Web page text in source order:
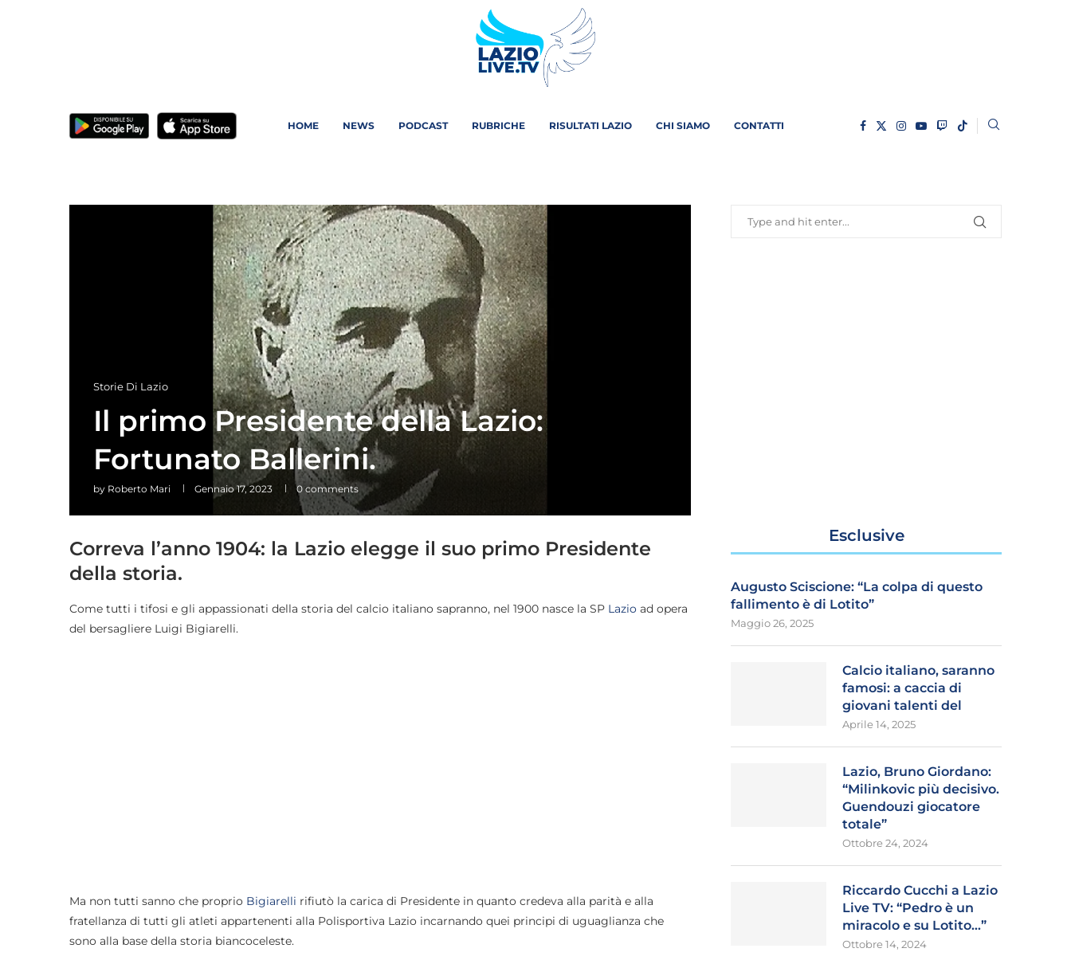
HOME NEWS PODCAST RUBRICHE RISULTATI LAZIO CHI SIAMO CONTATTI
Storie Di Lazio
Il primo Presidente della Lazio:
Fortunato Ballerini.
by Roberto Mari Gennaio 17, 2023 0 comments
Correva l’anno 1904: la Lazio elegge il suo primo Presidente
della storia.
Come tutti i tifosi e gli appassionati della storia del calcio italiano sapranno, nel 1900 nasce la SP Lazio ad opera
del bersagliere Luigi Bigiarelli.
Ma non tutti sanno che proprio Bigiarelli rifiutò la carica di Presidente in quanto credeva alla parità e alla
fratellanza di tutti gli atleti appartenenti alla Polisportiva Lazio incarnando quei principi di uguaglianza che
sono alla base della storia biancoceleste.
Esclusive
Augusto Sciscione: “La colpa di questo
fallimento è di Lotito”
Maggio 26, 2025
Calcio italiano, saranno
famosi: a caccia di
giovani talenti del
Aprile 14, 2025
Lazio, Bruno Giordano:
“Milinkovic più decisivo.
Guendouzi giocatore
totale”
Ottobre 24, 2024
Riccardo Cucchi a Lazio
Live TV: “Pedro è un
miracolo e su Lotito…”
Ottobre 14, 2024